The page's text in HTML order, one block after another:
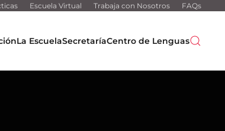
Escuela Virtual Trabaja con Nosotros FAQs
La EscuelaSecretaríaCentro de Lenguas